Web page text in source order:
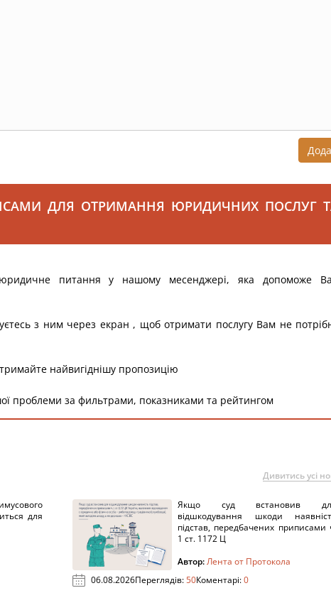
ДЛЯ ОТРИМАННЯ ЮРИДИЧНИХ ПОСЛУГ
питання у нашому месенджері, яка допоможе
з ним через екран , щоб отримати послугу Вам не
найвигіднішу пропозицію
проблеми за фильтрами, показниками та рейтингом
Дивитись усі
для
Якщо суд встановив
відшкодування шкоди
підстав, передбачених приписами
1 ст. 1172 Ц
Автор:Лента от Протокола
06.08.2026Переглядів:50Коментарі:0